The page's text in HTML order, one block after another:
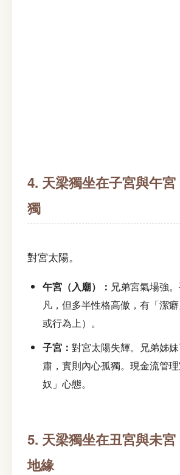
4. 天梁獨坐在子宮與午
獨
對宮太陽。
午宮（入廟）： 兄弟宮氣場強
凡，但多半性格高傲，有「潔
或行為上）。
子宮： 對宮太陽失輝。兄弟姊
肅，實則內心孤獨。現金流管
奴」心態。
5. 天梁獨坐在丑宮與未
地緣